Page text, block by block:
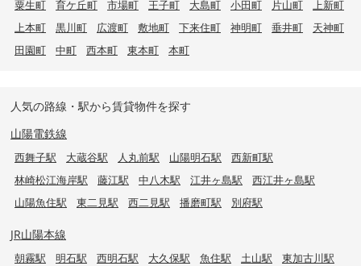
粟生町 育ケ丘町 市場町 王子町 大島町 小田町 片山町
上新町
上本町
黒川町 広渡町 敷地町 下来住町 神明町 垂井町
天神町
田園町
中町 西本町 東本町 本町
人気の路線・駅から賃貸物件を探す
山陽電鉄線
西舞子駅 大蔵谷駅 人丸前駅 山陽明石駅
西新町駅
林崎松江海岸駅
藤江駅 中八木駅 江井ヶ島駅
西江井ヶ島駅
山陽魚住駅
東二見駅 西二見駅 播磨町駅 別府駅
JR山陽本線
朝霧駅 明石駅 西明石駅 大久保駅 魚住駅 土山駅 東加古川駅